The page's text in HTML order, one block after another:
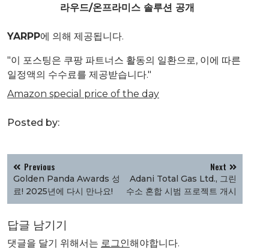
라우드/온프라미스 솔루션 공개
YARPP에 의해 제공됩니다.
"이 포스팅은 쿠팡 파트너스 활동의 일환으로, 이에 따른
일정액의 수수료를 제공받습니다."
Amazon special price of the day
Posted by:
글
탐
색
Previous
Golden Panda Awards 성
료! 2025년에 다시 만나요!
Next
Adani Total Gas Ltd., 그린
수소 혼합 시범 프로젝트 개시
답글 남기기
댓글을 달기 위해서는 로그인해야합니다.